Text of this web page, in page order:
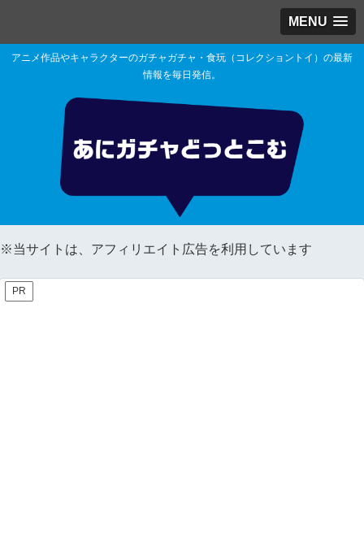
MENU
アニメ作品やキャラクターのガチャガチャ・食玩（コレクショントイ）の最新
情報を毎日発信。
※当サイトは、アフィリエイト広告を利用しています
PR